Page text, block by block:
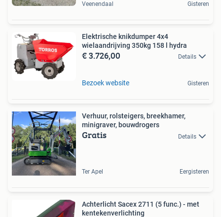
Veenendaal Gisteren
Elektrische knikdumper 4x4
wielaandrijving 350kg 158 l hydra
€ 3.726,00 Details
Bezoek website Gisteren
Verhuur, rolsteigers, breekhamer,
minigraver, bouwdrogers
Gratis Details
Ter Apel Eergisteren
Achterlicht Sacex 2711 (5 func.) - met
kentekenverlichting